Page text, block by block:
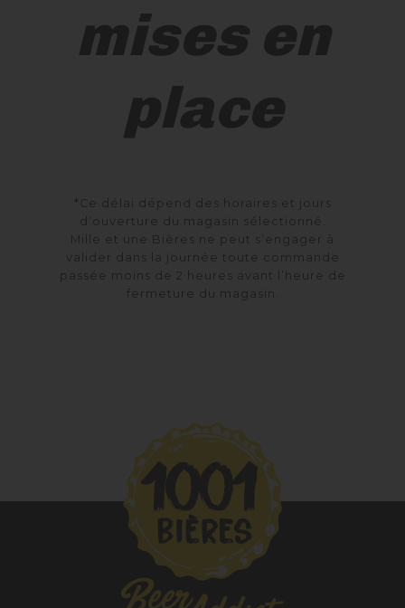
mises en
place
*Ce délai dépend des horaires et jours
d’ouverture du magasin sélectionné.
Mille et une Bières ne peut s’engager à
valider dans la journée toute commande
passée moins de 2 heures avant l’heure de
fermeture du magasin.